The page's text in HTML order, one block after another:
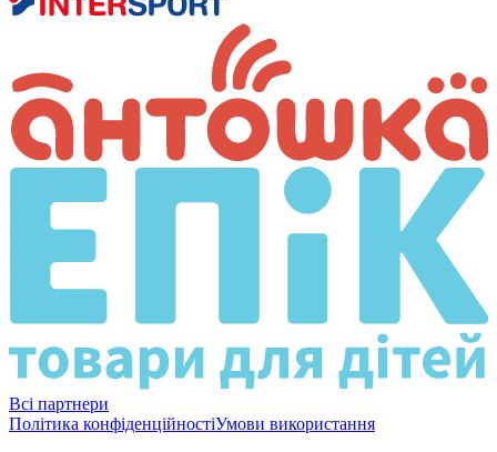
Всі партнери
Політика конфіденційностіУмови використання